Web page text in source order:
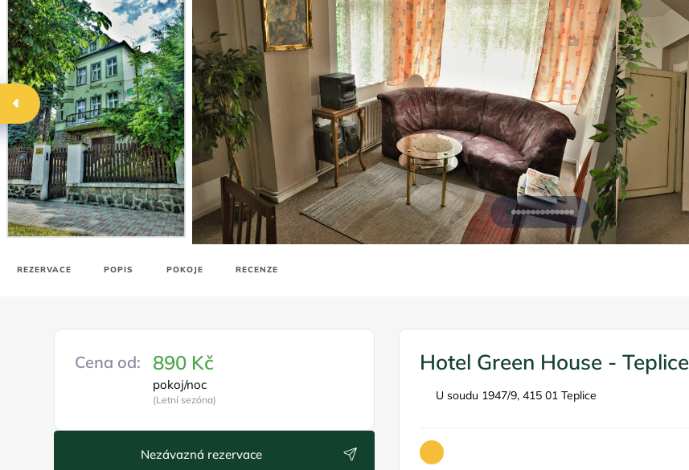
REZERVACE POPIS POKOJE RECENZE
Cena od: 890 Kč
pokoj/noc
(Letní sezóna)
Nezávazná rezervace
Hotel Green House - Teplice
U soudu 1947/9, 415 01 Teplice